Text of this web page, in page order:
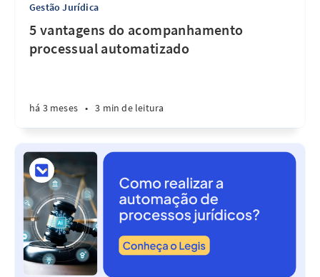
Gestão Jurídica
5 vantagens do acompanhamento
processual automatizado
há 3 meses • 3 min de leitura